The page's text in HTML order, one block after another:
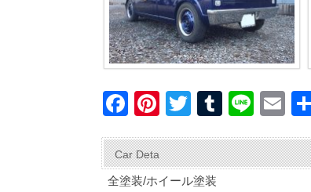
F
c
e
Pi
er
e
T
tt
er
T
m
bl
Li
e
E
ail
Car Deta
全塗装/ホイール塗装